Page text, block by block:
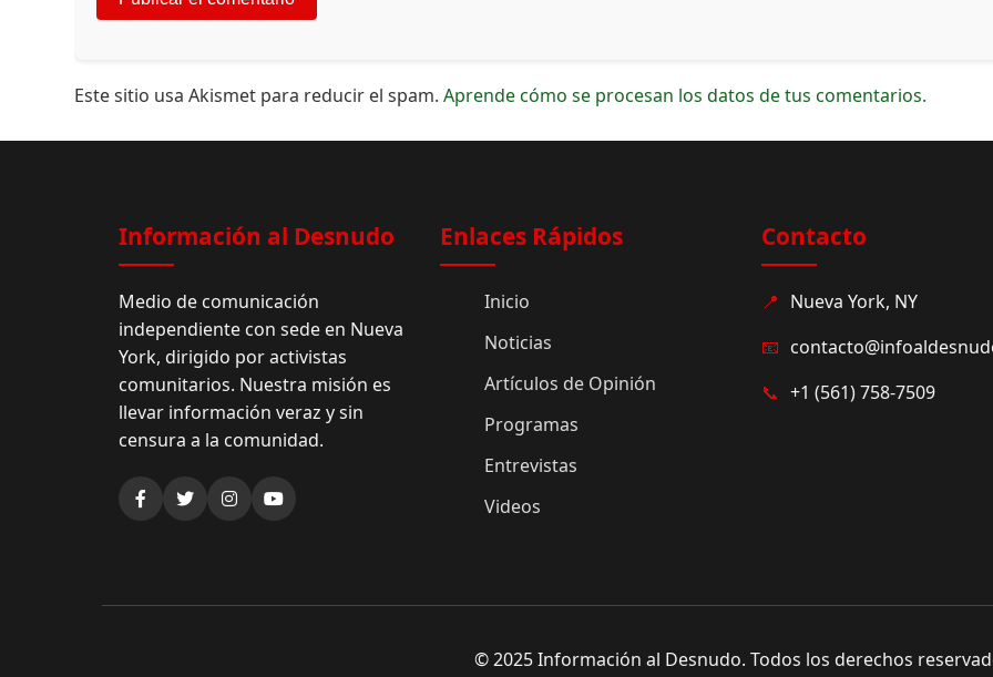
Este sitio usa Akismet para reducir el spam.Aprende cómo se procesan los datos de tus comentarios.
Información al Desnudo
Medio de comunicación
independiente con sede en Nueva
York, dirigido por activistas
comunitarios. Nuestra misión es
llevar información veraz y sin
censura a la comunidad.
Enlaces Rápidos
Inicio
Noticias
Artículos de Opinión
Programas
Entrevistas
Videos
Contacto
📍 Nueva York, NY
📧
📞 +1 (561) 758-7509
© 2025 Información al Desnudo. Todos los derechos